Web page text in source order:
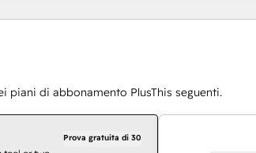
piani di abbonamento PlusThis seguenti.
Prova gratuita di 30